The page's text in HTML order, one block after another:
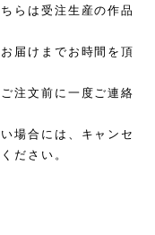
らは受注生産の作品
届けまでお時間を頂
注文前に一度ご連絡
場合には、キャンセ
ださい。